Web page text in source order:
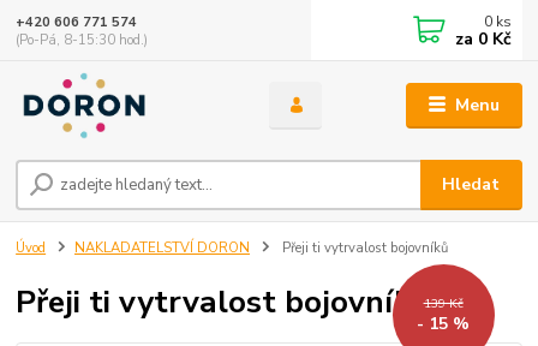
Menu
Hledat
+420 606 771 574
(Po-Pá, 8-15:30 hod.)
0 ks
za 0 Kč
Úvod NAKLADATELSTVÍ DORON Přeji ti vytrvalost bojovníků
Přeji ti vytrvalost bojovníků139 Kč
- 15 %